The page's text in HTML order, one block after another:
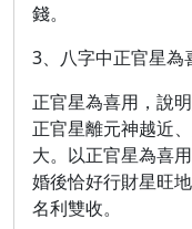
錢。
3、八字中正官星為
正官星為喜用，說
正官星離元神越近
大。以正官星為喜
婚後恰好行財星旺
名利雙收。